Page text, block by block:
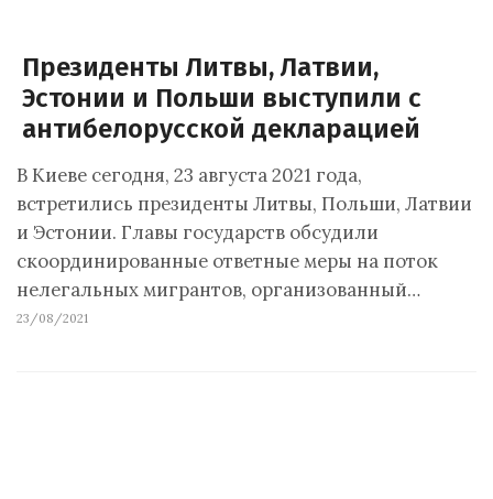
Президенты Литвы, Латвии,
Эстонии и Польши выступили с
антибелорусской декларацией
В Киеве сегодня, 23 августа 2021 года,
встретились президенты Литвы, Польши, Латвии
и Эстонии. Главы государств обсудили
скоординированные ответные меры на поток
нелегальных мигрантов, организованный…
23/08/2021